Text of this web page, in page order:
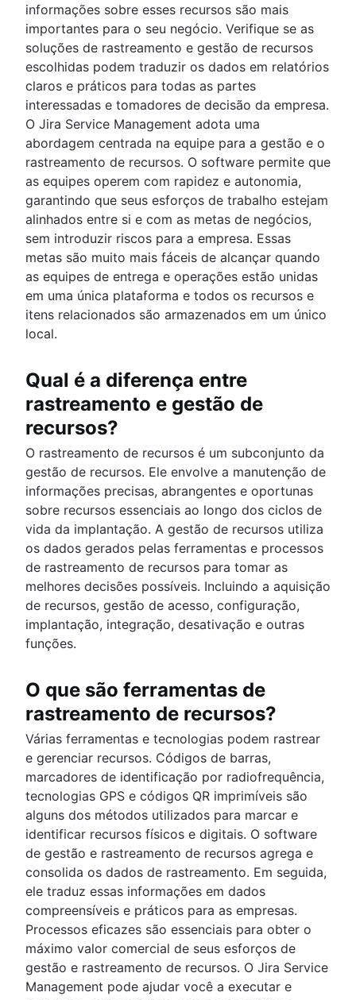
informações sobre esses recursos são mais
importantes para o seu negócio. Verifique se as
soluções de rastreamento e gestão de recursos
escolhidas podem traduzir os dados em relatórios
claros e práticos para todas as partes
interessadas e tomadores de decisão da empresa.
O Jira Service Management adota uma
abordagem centrada na equipe para a gestão e o
rastreamento de recursos. O software permite que
as equipes operem com rapidez e autonomia,
garantindo que seus esforços de trabalho estejam
alinhados entre si e com as metas de negócios,
sem introduzir riscos para a empresa. Essas
metas são muito mais fáceis de alcançar quando
as equipes de entrega e operações estão unidas
em uma única plataforma e todos os recursos e
itens relacionados são armazenados em um único
local.
Qual é a diferença entre
rastreamento e gestão de
recursos?
O rastreamento de recursos é um subconjunto da
gestão de recursos. Ele envolve a manutenção de
informações precisas, abrangentes e oportunas
sobre recursos essenciais ao longo dos ciclos de
vida da implantação. A gestão de recursos utiliza
os dados gerados pelas ferramentas e processos
de rastreamento de recursos para tomar as
melhores decisões possíveis. Incluindo a aquisição
de recursos, gestão de acesso, configuração,
implantação, integração, desativação e outras
funções.
O que são ferramentas de
rastreamento de recursos?
Várias ferramentas e tecnologias podem rastrear
e gerenciar recursos. Códigos de barras,
marcadores de identificação por radiofrequência,
tecnologias GPS e códigos QR imprimíveis são
alguns dos métodos utilizados para marcar e
identificar recursos físicos e digitais. O software
de gestão e rastreamento de recursos agrega e
consolida os dados de rastreamento. Em seguida,
ele traduz essas informações em dados
compreensíveis e práticos para as empresas.
Processos eficazes são essenciais para obter o
máximo valor comercial de seus esforços de
gestão e rastreamento de recursos. O Jira Service
Management pode ajudar você a executar e